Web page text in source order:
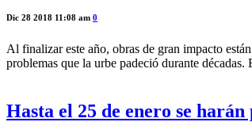
Dic 28 2018 11:08 am 0
Al finalizar este año, obras de gran impacto
problemas que la urbe padeció durante
Hasta el 25 de enero se